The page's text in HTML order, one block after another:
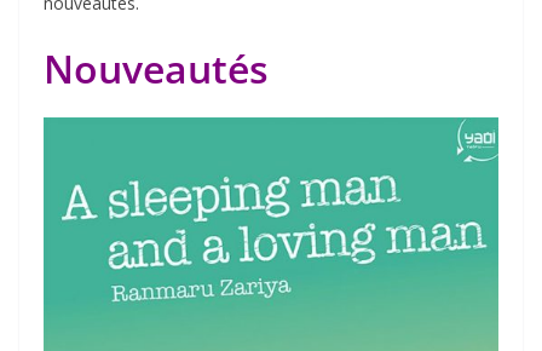
Nouveautés